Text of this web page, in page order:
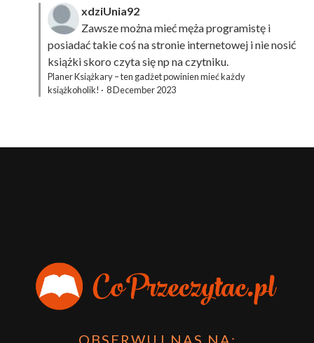
xdziUnia92
Zawsze można mieć męża programistę i
posiadać takie coś na stronie internetowej i nie nosić
książki skoro czyta się np na czytniku.
Planer Książkary – ten gadżet powinien mieć każdy
książkoholik! · 8 December 2023
OBSERWUJ NAS NA: